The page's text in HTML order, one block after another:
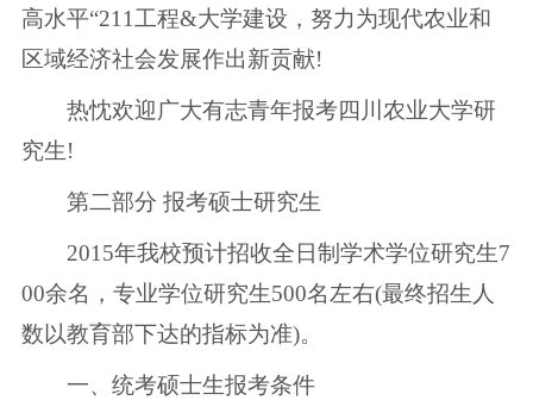
高水平“211工程&大学建设，努力为现代农业和
区域经济社会发展作出新贡献!
热忱欢迎广大有志青年报考四川农业大学研
究生!
第二部分 报考硕士研究生
2015年我校预计招收全日制学术学位研究生7
00余名，专业学位研究生500名左右(最终招生人
数以教育部下达的指标为准)。
一、统考硕士生报考条件